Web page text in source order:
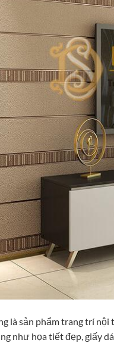
là sản phẩm trang trí
như họa tiết đẹp, giấy